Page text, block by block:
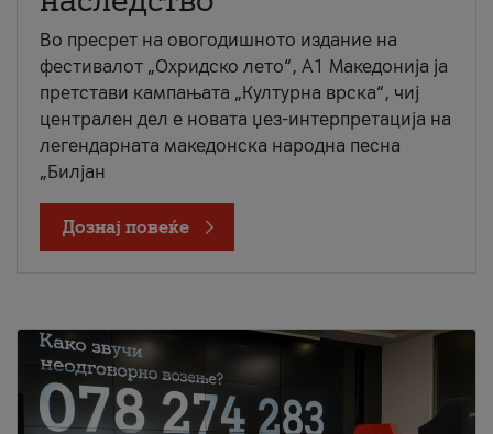
Во пресрет на овогодишното издание на
фестивалот „Охридско лето“, А1 Македонија ја
претстави кампањата „Културна врска“, чиј
централен дел е новата џез-интерпретација на
легендарната македонска народна песна
„Билјан
Дознај повеќе